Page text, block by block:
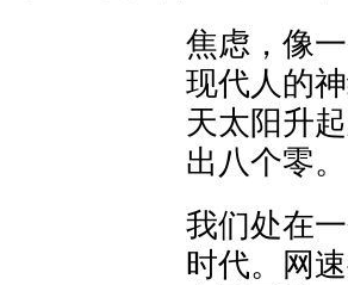
焦虑，像
现代人的
天太阳升
出八个零。
我们处在
时代。网